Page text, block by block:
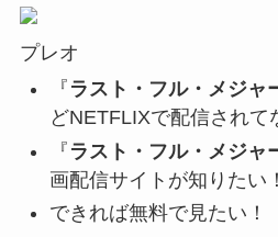
プレオ
『 ラスト・フル・メジャ
どNETFLIXで配信されて
『 ラスト・フル・メジャ
画配信サイトが知りたい！
できれば無料で見たい！